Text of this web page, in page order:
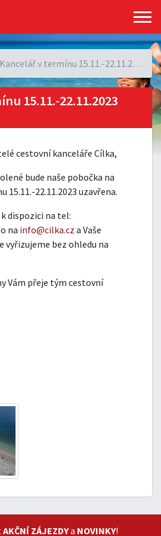
Kancelář v termínu 15.11.-22.11.2023 UZAVŘENA
15.11.-22.11.2023
cestovní kanceláře Cílka,
bude naše pobočka na
15.11.-22.11.2023 uzavřena.
dispozici na tel:
na info@cilka.cz a Vaše
vyřizujeme bez ohledu na
Vám přeje tým cestovní
AKČNÍ ZÁJEZDYa NOVINKY!